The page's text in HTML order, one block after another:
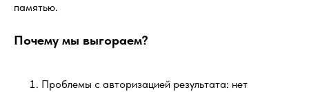
памятью.
Почему мы выгораем?
Проблемы с авторизацией результата: нет